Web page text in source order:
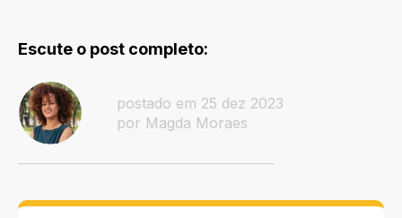
Escute o post completo:
postado em 25 dez 2023
por Magda Moraes